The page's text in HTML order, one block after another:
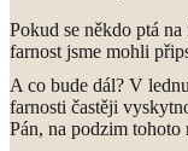
Pokud se někdo ptá
farnost jsme mohli
A co bude dál? V
farnosti častěji
Pán, na podzim tohoto